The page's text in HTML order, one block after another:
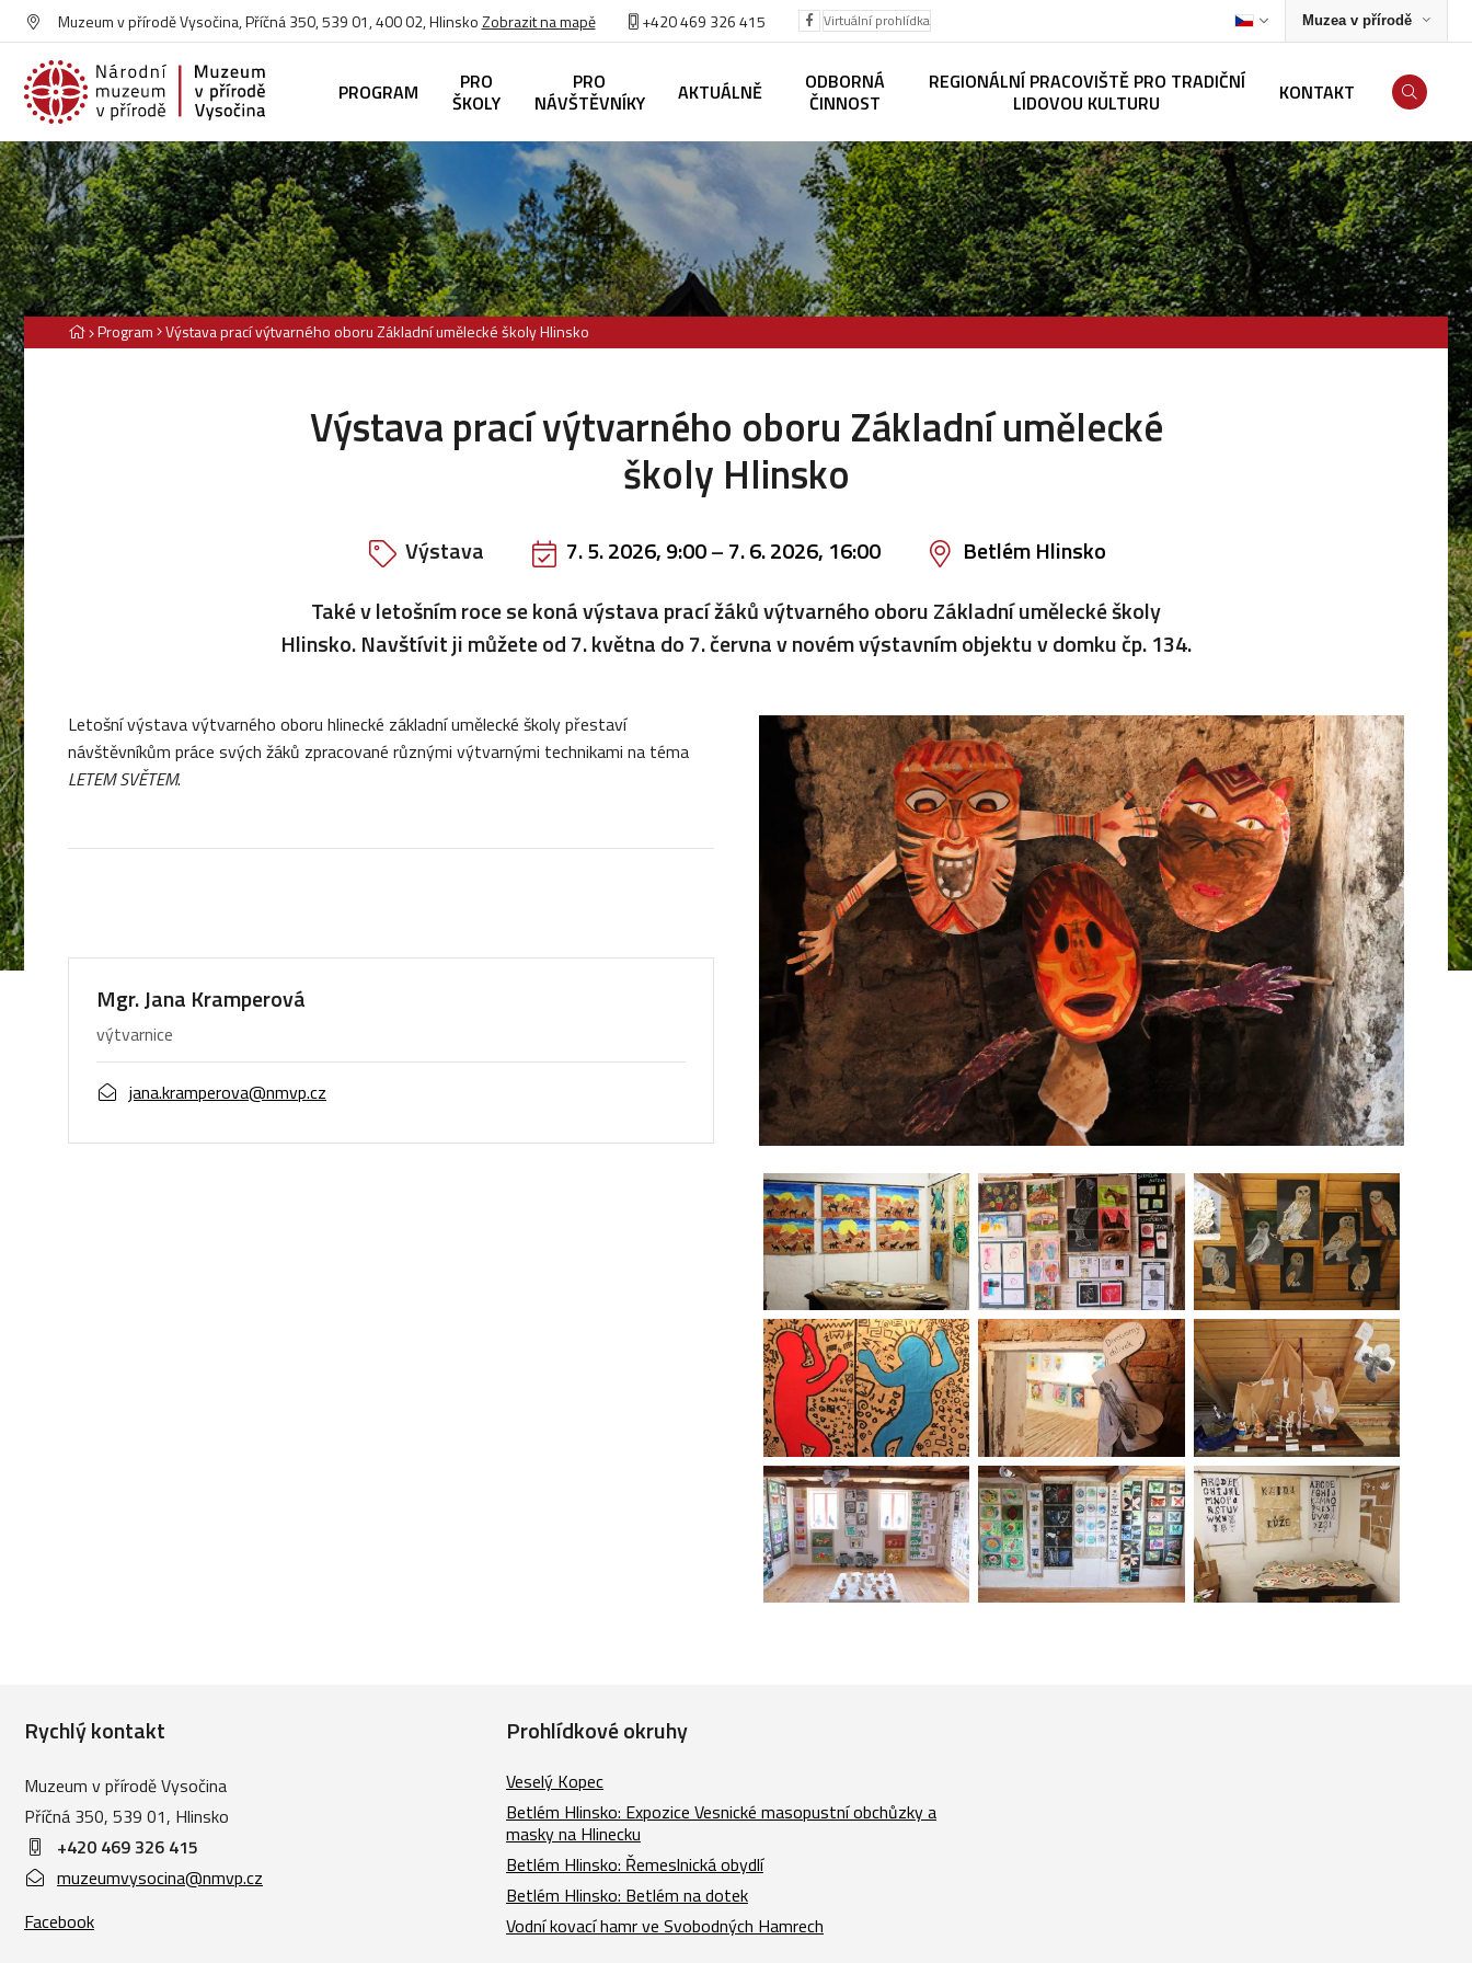
Muzeum v přírodě Vysočina, Příčná 350, 539 01, 400 02, HlinskoZobrazit na mapě +420469 326 415 Virtuální prohlídka Muzea v přírodě
PROGRAM
PRO
ŠKOLY
PRO
NÁVŠTĚVNÍKY
AKTUÁLNĚ
ODBORNÁ
ČINNOST
REGIONÁLNÍ PRACOVIŠTĚ PRO TRADIČNÍ
LIDOVOU KULTURU
KONTAKT
Program Výstava prací výtvarného oboru Základní umělecké školy Hlinsko
Výstava prací výtvarného oboru Základní umělecké
školy Hlinsko
Výstava 7. 5. 2026, 9:00–7. 6. 2026, 16:00
Betlém Hlinsko
Také v letošním roce se koná výstava prací žáků výtvarného oboru Základní umělecké školy
Hlinsko. Navštívit ji můžete od 7. května do 7. června v novém výstavním objektu v domku čp. 134.
Letošní výstava výtvarného oboru hlinecké základní umělecké školy přestaví
návštěvníkům práce svých žáků zpracované různými výtvarnými technikami na téma
LETEM SVĚTEM.
Mgr. Jana Kramperová
výtvarnice
jana.kramperova@nmvp.cz
Rychlý kontakt
Muzeum v přírodě Vysočina
Příčná 350, 539 01, Hlinsko
+420 469 326 415
muzeumvysocina@nmvp.cz
Facebook
Prohlídkové okruhy
Veselý Kopec
Betlém Hlinsko: Expozice Vesnické masopustní obchůzky a
masky na Hlinecku
Betlém Hlinsko: Řemeslnická obydlí
Betlém Hlinsko: Betlém na dotek
Vodní kovací hamr ve Svobodných Hamrech